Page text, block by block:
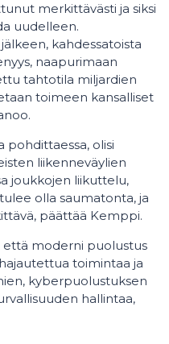
merkittävästi ja siksi
uudelleen.
kahdessatoista
naapurimaan
tahtotila miljardien
toimeen kansalliset
pohdittaessa, olisi
liikenneväylien
joukkojen liikuttelu,
olla saumatonta, ja
päättää Kemppi.
että moderni puolustus
toimintaa ja
kyberpuolustuksen
hallintaa,